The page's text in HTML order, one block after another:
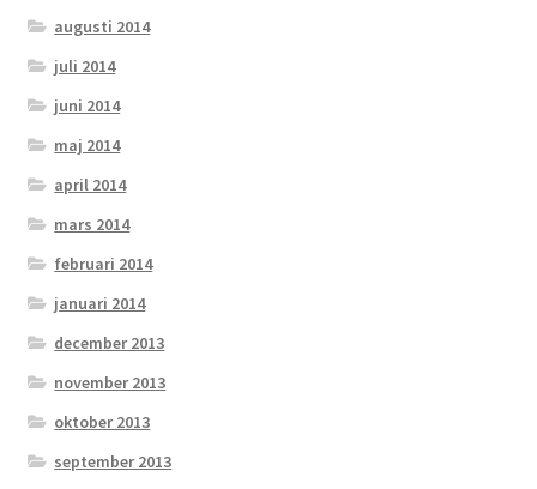
augusti 2014
juli 2014
juni 2014
maj 2014
april 2014
mars 2014
februari 2014
januari 2014
december 2013
november 2013
oktober 2013
september 2013